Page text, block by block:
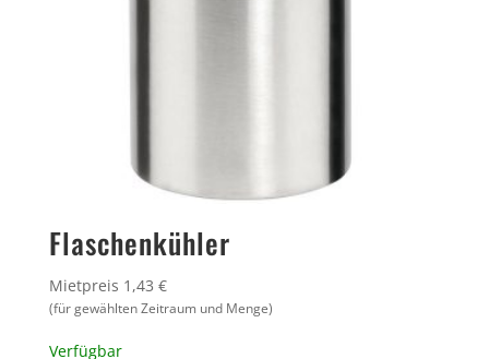
Flaschenkühler
Mietpreis 1,43 €
(für gewählten Zeitraum und Menge)
Verfügbar